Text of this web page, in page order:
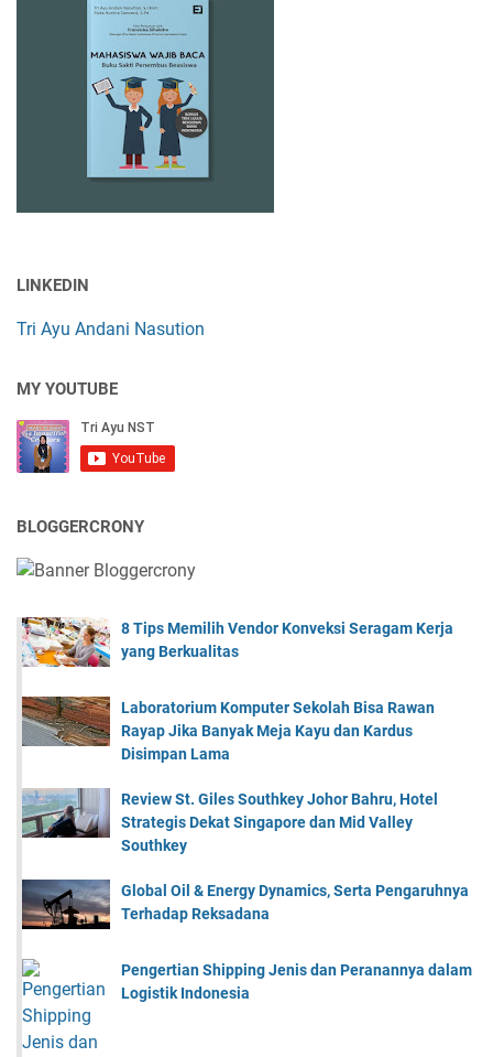
LINKEDIN
Tri Ayu Andani Nasution
MY YOUTUBE
BLOGGERCRONY
8 Tips Memilih Vendor Konveksi Seragam Kerja
yang Berkualitas
Laboratorium Komputer Sekolah Bisa Rawan
Rayap Jika Banyak Meja Kayu dan Kardus
Disimpan Lama
Review St. Giles Southkey Johor Bahru, Hotel
Strategis Dekat Singapore dan Mid Valley
Southkey
Global Oil & Energy Dynamics, Serta Pengaruhnya
Terhadap Reksadana
Pengertian Shipping Jenis dan Peranannya dalam
Logistik Indonesia